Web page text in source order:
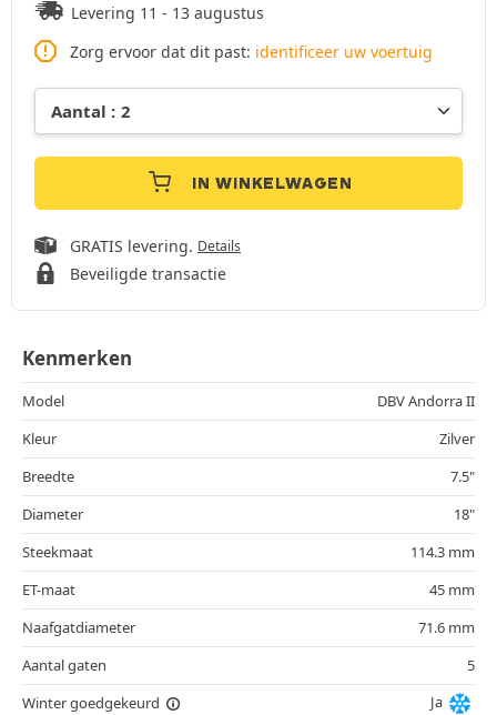
Levering 11 - 13 augustus
Zorg ervoor dat dit past: identificeer uw voertuig
IN WINKELWAGEN
GRATIS levering. Details
Beveiligde transactie
Kenmerken
Model
DBV Andorra II
Kleur
Zilver
Breedte
7.5"
Diameter
18"
Steekmaat
114.3 mm
ET-maat
45 mm
Naafgatdiameter
71.6 mm
Aantal gaten
5
Winter goedgekeurd
Ja